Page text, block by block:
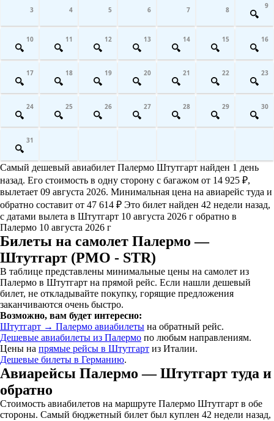
3 4 5 6 7 8 9
10 11 12 13 14 15 16
17 18 19 20 21 22 23
24 25 26 27 28 29 30
31
Самый дешевый авиабилет Палермо Штутгарт найден 1 день
назад. Его стоимость в одну сторону с багажом от 14 925 ₽,
вылетает 09 августа 2026. Минимальная цена на авиарейс туда и
обратно составит от 47 614 ₽ Это билет найден 42 недели назад,
с датами вылета в Штутгарт 10 августа 2026 г обратно в
Палермо 10 августа 2026 г
Билеты на самолет Палермо —
Штутгарт (PMO - STR)
В таблице представлены минимальные цены на самолет из
Палермо в Штутгарт на прямой рейс. Если нашли дешевый
билет, не откладывайте покупку, горящие предложения
заканчиваются очень быстро.
Возможно, вам будет интересно:
Штутгарт → Палермо авиабилеты на обратный рейс.
Дешевые авиабилеты из Палермо по любым направлениям.
Цены на прямые рейсы в Штутгарт из Италии.
Дешевые билеты в Германию.
Авиарейсы Палермо — Штутгарт туда и
обратно
Стоимость авиабилетов на маршруте Палермо Штутгарт в обе
стороны. Самый бюджетный билет был куплен 42 недели назад,